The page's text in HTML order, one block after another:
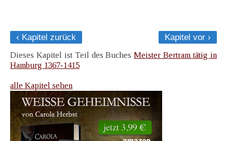
‹ Kapitel zurück
Kapitel vor ›
Dieses Kapitel ist Teil des BuchesMeister Bertram tätig in
Hamburg 1367-1415
alle Kapitel sehen